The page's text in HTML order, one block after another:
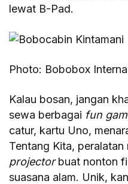
lewat B-Pad.
Photo: Bobobox
Kalau bosan, jangan
sewa berbagai fun
catur, kartu Uno,
Tentang Kita, peralatan
projectorbuat nonton
suasana alam. Unik,